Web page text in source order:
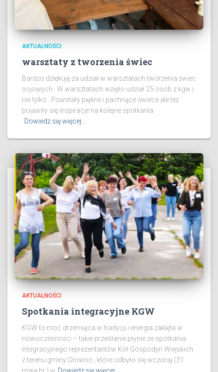
AKTUALNOŚCI
warsztaty z tworzenia świec
Bardzo dziękuję za udział w warsztatach tworzenia świec
sojowych . W warsztatach wzięło udział 25 osób z kgw i
nie tylko . Powstały piękne i pachnące świece ale też
pojawiły się inspiracje na kolejne spotkania
Dowiedz się więcej…
AKTUALNOŚCI
Spotkania integracyjne KGW
KGW to moc drzemiąca w tradycji i energia zaklęta w
nowoczesności – takie przesłanie płynie ze spotkania
integracyjnego reprezentantów Kół Gospodyń Wiejskich
z terenu gminy Głowno , które odbyło się wczoraj (31